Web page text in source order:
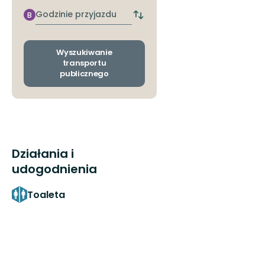
przystanek
Godzinie
przyjazdu
B
Zmiana
odjazdu
Wyszukiwanie
transportu
publicznego
Działania i
udogodnienia
Toaleta